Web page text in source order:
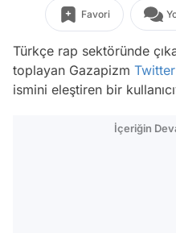
Favori
Türkçe rap sektöründe
toplayan Gazapizm Twitter
ismini eleştiren bir
İçeriğin